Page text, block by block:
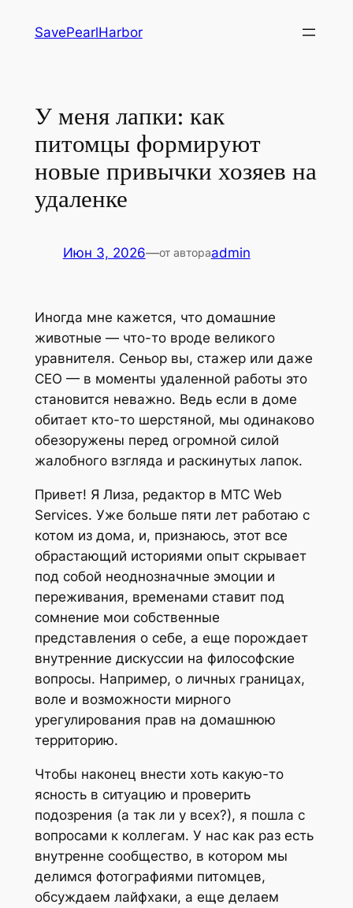
SavePearlHarbor
У меня лапки: как
питомцы формируют
новые привычки хозяев на
удаленке
Июн 3, 2026—от автораadmin
Иногда мне кажется, что домашние
животные — что-то вроде великого
уравнителя. Сеньор вы, стажер или даже
CEO — в моменты удаленной работы это
становится неважно. Ведь если в доме
обитает кто-то шерстяной, мы одинаково
обезоружены перед огромной силой
жалобного взгляда и раскинутых лапок.
Привет! Я Лиза, редактор в МТС Web
Services. Уже больше пяти лет работаю с
котом из дома, и, признаюсь, этот все
обрастающий историями опыт скрывает
под собой неоднозначные эмоции и
переживания, временами ставит под
сомнение мои собственные
представления о себе, а еще порождает
внутренние дискуссии на философские
вопросы. Например, о личных границах,
воле и возможности мирного
урегулирования прав на домашнюю
территорию.
Чтобы наконец внести хоть какую-то
ясность в ситуацию и проверить
подозрения (а так ли у всех?), я пошла с
вопросами к коллегам. У нас как раз есть
внутренне сообщество, в котором мы
делимся фотографиями питомцев,
обсуждаем лайфхаки, а еще делаем